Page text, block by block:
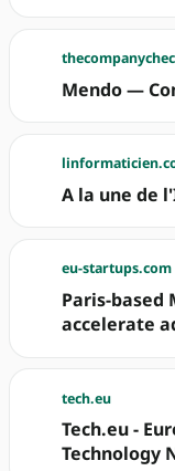
Mendo —
A la une de
eu-startups.com
Paris-based
accelerate
tech.eu
Tech.eu -
Technology